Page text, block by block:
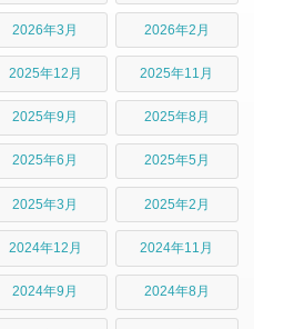
2026年3月 2026年2月
2025年12月 2025年11月
2025年9月 2025年8月
2025年6月 2025年5月
2025年3月 2025年2月
2024年12月 2024年11月
2024年9月 2024年8月